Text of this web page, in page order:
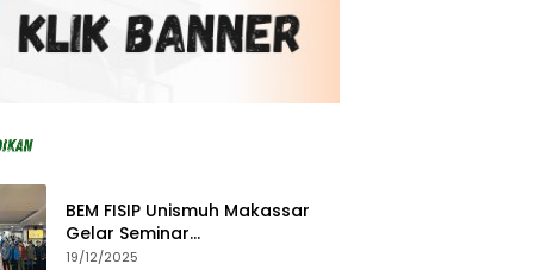
BEM FISIP Unismuh Makassar
Gelar Seminar
Keperempuanan, Bahas
19/12/2025